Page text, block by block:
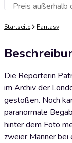
Preis außerhalb
Startseite Fantasy
Die Reporterin
im Archiv der
gestoßen. Noch
paranormale
hinter dem Foto
zweier Männer bei